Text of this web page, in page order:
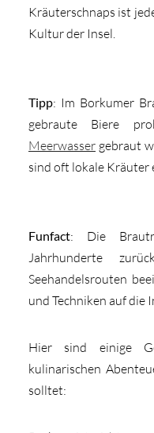
Kräuterschnaps ist
Kultur der Insel.
Tipp: Im Borkumer
gebraute Biere
Meerwasser gebraut
sind oft lokale Kräuter
Funfact: Die
Jahrhunderte
Seehandelsrouten
und Techniken auf die
Hier sind einige
kulinarischen
solltet: